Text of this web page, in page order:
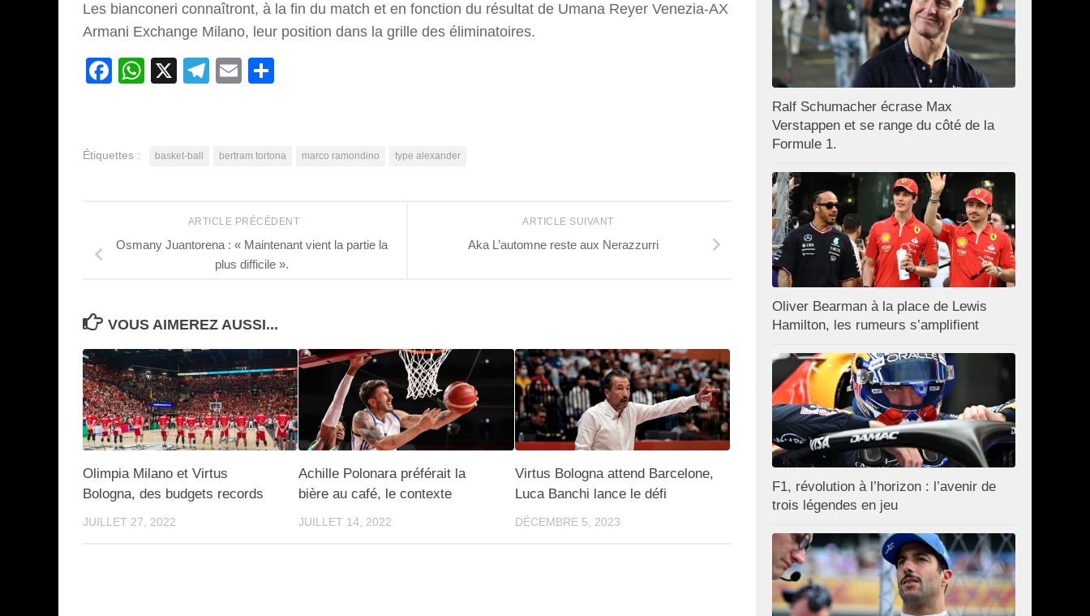
Les bianconeri connaîtront, à la fin du match et en fonction du résultat de Umana Reyer Venezia-AX
Armani Exchange Milano, leur position dans la grille des éliminatoires.
Facebook
WhatsApp
X Telegram
Email
Étiquettes : basket-ball bertram tortona marco ramondino type alexander
ARTICLE SUIVANT
Aka L’automne reste aux Nerazzurri
ARTICLE PRÉCÉDENT
Osmany Juantorena : « Maintenant vient la partie la
plus difficile ».
VOUS AIMEREZ AUSSI...
Olimpia Milano et Virtus
Bologna, des budgets records
JUILLET 27, 2022
Achille Polonara préférait la
bière au café, le contexte
JUILLET 14, 2022
Virtus Bologna attend Barcelone,
Luca Banchi lance le défi
DÉCEMBRE 5, 2023
Ralf Schumacher écrase Max
Verstappen et se range du côté de la
Formule 1.
Oliver Bearman à la place de Lewis
Hamilton, les rumeurs s’amplifient
F1, révolution à l’horizon : l’avenir de
trois légendes en jeu